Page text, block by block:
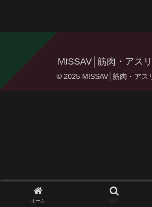
MISSAV│筋肉・アス
© 2025 MISSAV│筋肉・アス
ホーム